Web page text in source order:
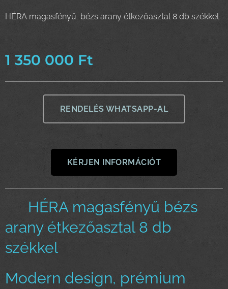
HÉRA magasfényű bézs arany étkezőasztal 8 db székkel
1 350 000 Ft
RENDELÉS WHATSAPP-AL
KÉRJEN INFORMÁCIÓT
🔥 HÉRA magasfényű bézs
arany étkezőasztal 8 db
székkel🔥
Modern design, prémium